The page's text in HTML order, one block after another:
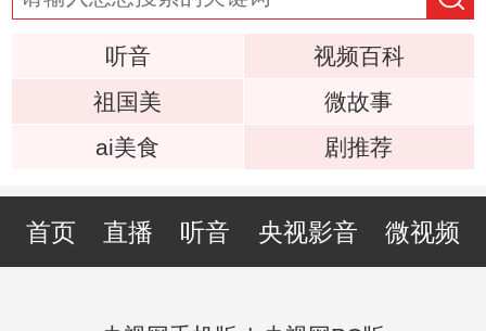
听音
视频百科
祖国美
微故事
ai美食
剧推荐
首页 直播 听音 央视影音 微视频